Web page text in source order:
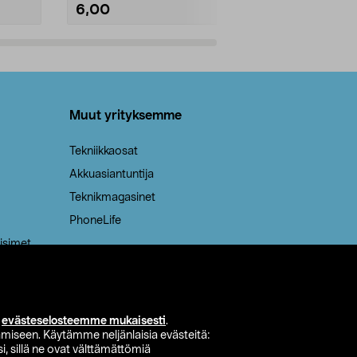
evästeselosteemme mukaisesti.
Käytämme neljänlaisia evästeitä:
sillä ne ovat välttämättömiä
6,00
Muut yrityksemme
Tekniikkaosat
Akkuasiantuntija
Teknikmagasinet
PhoneLife